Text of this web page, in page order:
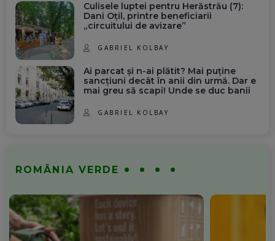
Culisele luptei pentru Herăstrău (7):
Dani Oțil, printre beneficiarii
„circuitului de avizare”
GABRIEL KOLBAY
Ai parcat și n-ai plătit? Mai puține
sancțiuni decât în anii din urmă. Dar e
mai greu să scapi! Unde se duc banii
GABRIEL KOLBAY
ROMÂNIA VERDE